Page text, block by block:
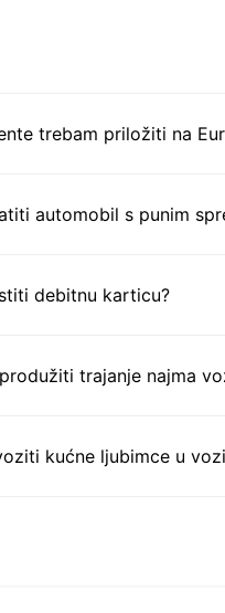
trebam priložiti na
automobil s punim
debitnu karticu?
trajanje najma
kućne ljubimce u